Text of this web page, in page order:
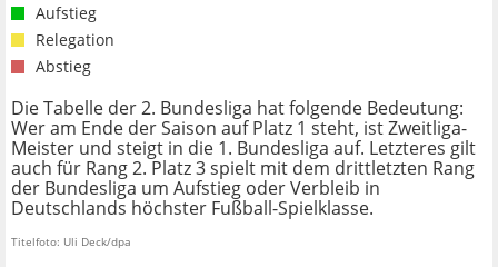
Aufstieg
Relegation
Abstieg
Die Tabelle der 2. Bundesliga hat folgende Bedeutung:
Wer am Ende der Saison auf Platz 1 steht, ist Zweitliga-
Meister und steigt in die 1. Bundesliga auf. Letzteres gilt
auch für Rang 2. Platz 3 spielt mit dem drittletzten Rang
der Bundesliga um Aufstieg oder Verbleib in
Deutschlands höchster Fußball-Spielklasse.
Titelfoto: Uli Deck/dpa